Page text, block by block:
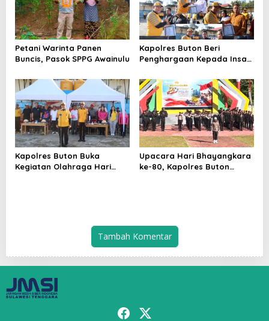
Petani Warinta Panen
Buncis, Pasok SPPG Awainulu
Kapolres Buton Beri
Penghargaan Kepada Insan
Bhayangkara
Kapolres Buton Buka
Kegiatan Olahraga Hari
Upacara Hari Bhayangkara
ke-80, Kapolres Buton
Tambah Komentar